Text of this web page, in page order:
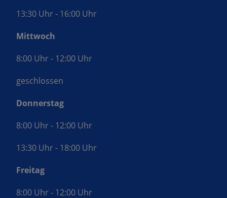
13:30 Uhr - 16:00 Uhr
Mittwoch
8:00 Uhr - 12:00 Uhr
geschlossen
Donnerstag
8:00 Uhr - 12:00 Uhr
13:30 Uhr - 18:00 Uhr
Freitag
8:00 Uhr - 12:00 Uhr